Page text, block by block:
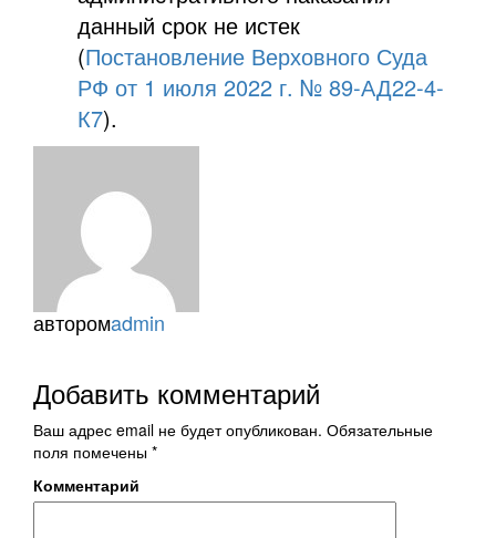
данный срок не истек
(Постановление Верховного Суда
РФ от 1 июля 2022 г. № 89-АД22-4-
К7).
авторомadmin
Добавить комментарий
Ваш адрес email не будет опубликован. Обязательные
поля помечены *
Комментарий